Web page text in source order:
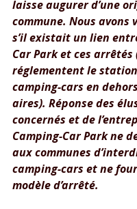
laisse augurer d’une
commune. Nous avons
s’il existait un lien
Car Park et ces arrêtés
réglementent le
camping-cars en
aires). Réponse des
concernés et de
Camping-Car Park ne
aux communes
camping-cars et ne
modèle d’arrêté.